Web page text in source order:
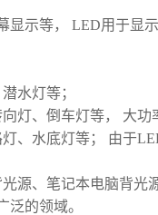
显示等， LED用于显
水灯等；
灯、倒车灯等， 大功
、水底灯等； 由于
源、笔记本电脑背光
的领域。